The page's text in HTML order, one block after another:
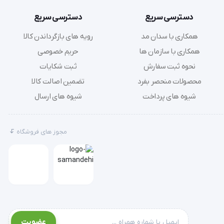
دسترسی سریع
همکاری با سدان مد
همکاری با سازمان ها
نحوه ثبت سفارش
محصولات منحصر بفرد
شیوه های پرداخت
دسترسی سریع
رویه های بازگرداندن کالا
حریم خصوصی
ثبت شکایات
تضمین اصالت کالا
شیوه های ارسال
مجوز های فروشگاه
عضویت